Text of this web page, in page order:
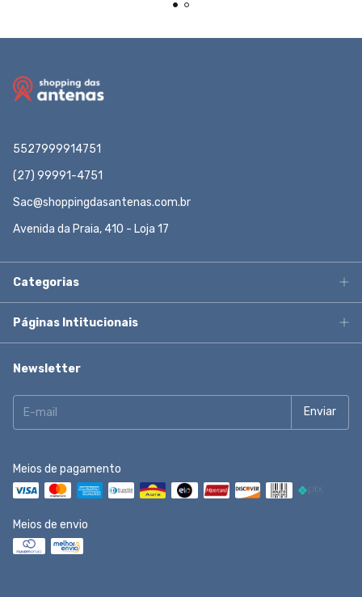
5527999914751
(27) 99991-4751
Sac@shoppingdasantenas.com.br
Avenida da Praia, 410 - Loja 17
Categorias
Páginas Intitucionais
Newsletter
Meios de pagamento
Meios de envio